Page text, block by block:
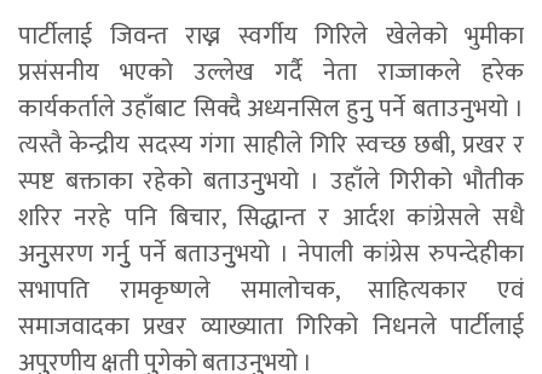
पार्टीलाई जिवन्त राख्न स्वर्गीय गिरिले खेलेको भुमीका
प्रसंसनीय भएको उल्लेख गर्दै नेता राज्जाकले हरेक
कार्यकर्ताले उहाँबाट सिक्दै अध्यनसिल हुनुु पर्ने बताउनुुभयो ।
त्यस्तै केन्द्रीय सदस्य गंगा साहीले गिरि स्वच्छ छबी, प्रखर र
स्पष्ट बक्ताका रहेको बताउनुुभयो । उहाँले गिरीको भौतीक
शरिर नरहे पनि बिचार, सिद्धान्त र आर्दश कांग्रेसले सधै
अनुुसरण गर्नुु पर्ने बताउनुुभयो । नेपाली कांग्रेस रुपन्देहीका
सभापति रामकृष्णले समालोचक, साहित्यकार एवं
समाजवादका प्रखर व्याख्याता गिरिको निधनले पार्टीलाई
अपुुरणीय क्षती पुुगेको बताउनुुभयो ।